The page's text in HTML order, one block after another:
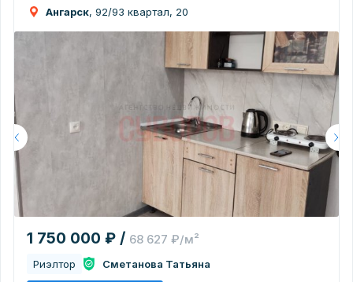
Ангарск, 92/93 квартал, 20
1 750 000 ₽ / 68 627 ₽/м²
Риэлтор Сметанова Татьяна